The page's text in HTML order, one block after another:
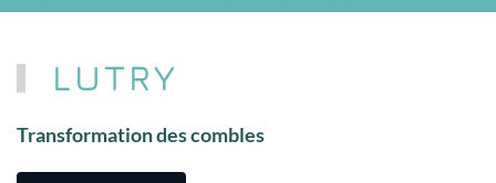
LUTRY
Transformation des combles